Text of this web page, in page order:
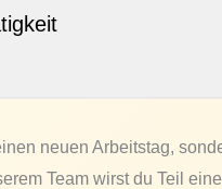
neuen Arbeitstag,
Team wirst du Teil